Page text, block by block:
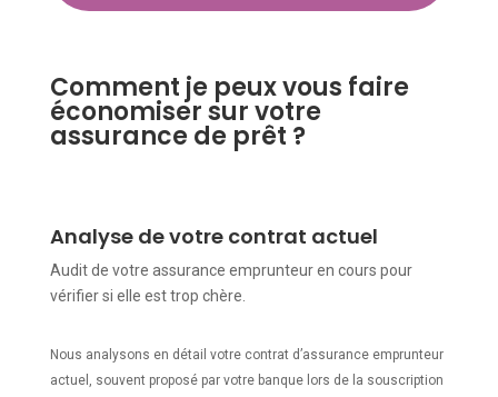
Comment je peux vous faire
économiser sur votre
assurance de prêt ?
Analyse de votre contrat actuel
Audit de votre assurance emprunteur en cours pour
vérifier si elle est trop chère.
Nous analysons en détail votre contrat d’assurance emprunteur
actuel, souvent proposé par votre banque lors de la souscription